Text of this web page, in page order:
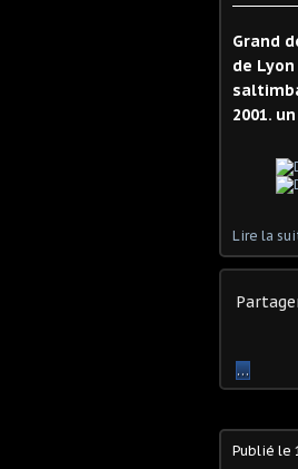
Grand
de
2001.
Lire la
…
Publié le